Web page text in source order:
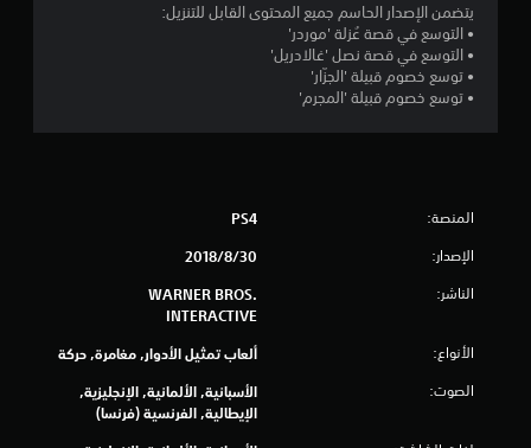
م
ج
و
م
يتضمن الإصدار الحاسم جميع المحتوى القابل للتنزيل:
• التوسع في قصة عُزلة 'موردر'
• التوسع في قصة نصل 'غالادريل'
• توسع خصوم قبيلة 'الجزّار'
• توسع خصوم قبيلة 'المجرم'
المنصة: PS4
الإصدار: 30‏/8‏/2018
الناشر:
WARNER BROS.
INTERACTIVE
الأنواع: ألعاب تمثيل الأدوار, مغامرة, حركة
الصوت:
الأسبانية, الألمانية, الإنجليزية,
الإيطالية, الفرنسية (فرنسا)